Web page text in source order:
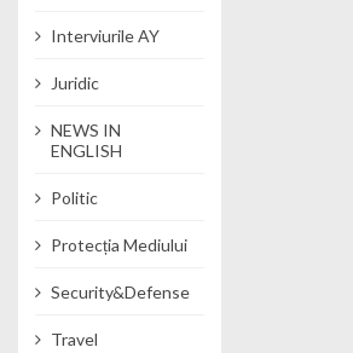
Interviurile AY
Juridic
NEWS IN
ENGLISH
Politic
Protecția Mediului
Security&Defense
Travel